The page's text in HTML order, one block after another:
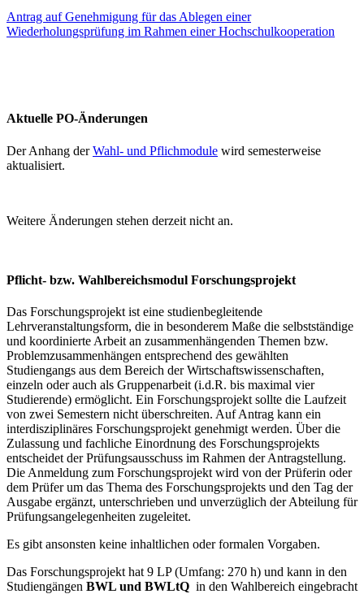
Antrag auf Genehmigung für das Ablegen einer
Wiederholungsprüfung im Rahmen einer Hochschulkooperation
Aktuelle PO-Änderungen
Der Anhang derWahl- und Pflichmodule wird semesterweise
aktualisiert.
Weitere Änderungen stehen derzeit nicht an.
Pflicht- bzw. Wahlbereichsmodul Forschungsprojekt
Das Forschungsprojekt ist eine studienbegleitende
Lehrveranstaltungsform, die in besonderem Maße die selbstständige
und koordinierte Arbeit an zusammenhängenden Themen bzw.
Problemzusammenhängen entsprechend des gewählten
Studiengangs aus dem Bereich der Wirtschaftswissenschaften,
einzeln oder auch als Gruppenarbeit (i.d.R. bis maximal vier
Studierende) ermöglicht. Ein Forschungsprojekt sollte die Laufzeit
von zwei Semestern nicht überschreiten. Auf Antrag kann ein
interdisziplinäres Forschungsprojekt genehmigt werden. Über die
Zulassung und fachliche Einordnung des Forschungsprojekts
entscheidet der Prüfungsausschuss im Rahmen der Antragstellung.
Die Anmeldung zum Forschungsprojekt wird von der Prüferin oder
dem Prüfer um das Thema des Forschungsprojekts und den Tag der
Ausgabe ergänzt, unterschrieben und unverzüglich der Abteilung für
Prüfungsangelegenheiten zugeleitet.
Es gibt ansonsten keine inhaltlichen oder formalen Vorgaben.
Das Forschungsprojekt hat 9 LP (Umfang: 270 h) und kann in den
Studiengängen BWL und BWLtQ in den Wahlbereich eingebracht